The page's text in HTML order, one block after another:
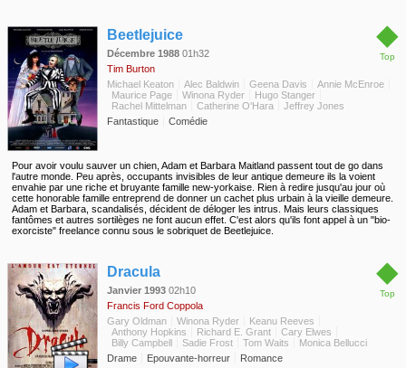
◆
Top
Beetlejuice
Décembre 1988 01h32
Tim Burton
Michael Keaton
Alec Baldwin Geena Davis
Annie McEnroe
Maurice Page
Winona Ryder
Hugo Stanger
Rachel Mittelman
Catherine O'Hara
Jeffrey Jones
Fantastique
Comédie
Pour avoir voulu sauver un chien, Adam et Barbara Maitland passent tout de go dans
l'autre monde. Peu après, occupants invisibles de leur antique demeure ils la voient
envahie par une riche et bruyante famille new-yorkaise. Rien à redire jusqu'au jour où
cette honorable famille entreprend de donner un cachet plus urbain à la vieille demeure.
Adam et Barbara, scandalisés, décident de déloger les intrus. Mais leurs classiques
fantômes et autres sortilèges ne font aucun effet. C'est alors qu'ils font appel à un "bio-
exorciste" freelance connu sous le sobriquet de Beetlejuice.
◆
Top
Dracula
Janvier 1993 02h10
Francis Ford Coppola
Gary Oldman
Winona Ryder
Keanu Reeves
Anthony Hopkins
Richard E. Grant
Cary Elwes
Billy Campbell
Sadie Frost Tom Waits
Monica Bellucci
Drame
Epouvante-horreur Romance